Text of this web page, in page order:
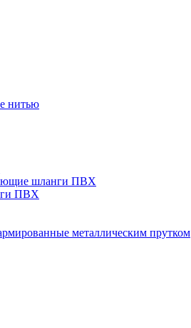
нитью
шланги ПВХ
ПВХ
металлическим прутком